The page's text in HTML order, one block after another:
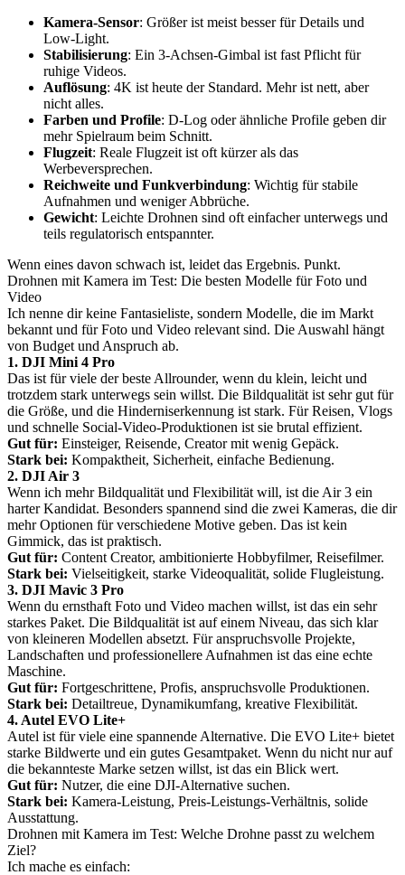
Kamera-Sensor: Größer ist meist besser für Details und
Low-Light.
Stabilisierung: Ein 3-Achsen-Gimbal ist fast Pflicht für
ruhige Videos.
Auflösung: 4K ist heute der Standard. Mehr ist nett, aber
nicht alles.
Farben und Profile: D-Log oder ähnliche Profile geben dir
mehr Spielraum beim Schnitt.
Flugzeit: Reale Flugzeit ist oft kürzer als das
Werbeversprechen.
Reichweite und Funkverbindung: Wichtig für stabile
Aufnahmen und weniger Abbrüche.
Gewicht: Leichte Drohnen sind oft einfacher unterwegs und
teils regulatorisch entspannter.
Wenn eines davon schwach ist, leidet das Ergebnis. Punkt.
Drohnen mit Kamera im Test: Die besten Modelle für Foto und
Video
Ich nenne dir keine Fantasieliste, sondern Modelle, die im Markt
bekannt und für Foto und Video relevant sind. Die Auswahl hängt
von Budget und Anspruch ab.
1. DJI Mini 4 Pro
Das ist für viele der beste Allrounder, wenn du klein, leicht und
trotzdem stark unterwegs sein willst. Die Bildqualität ist sehr gut für
die Größe, und die Hinderniserkennung ist stark. Für Reisen, Vlogs
und schnelle Social-Video-Produktionen ist sie brutal effizient.
Gut für: Einsteiger, Reisende, Creator mit wenig Gepäck.
Stark bei: Kompaktheit, Sicherheit, einfache Bedienung.
2. DJI Air 3
Wenn ich mehr Bildqualität und Flexibilität will, ist die Air 3 ein
harter Kandidat. Besonders spannend sind die zwei Kameras, die dir
mehr Optionen für verschiedene Motive geben. Das ist kein
Gimmick, das ist praktisch.
Gut für: Content Creator, ambitionierte Hobbyfilmer, Reisefilmer.
Stark bei: Vielseitigkeit, starke Videoqualität, solide Flugleistung.
3. DJI Mavic 3 Pro
Wenn du ernsthaft Foto und Video machen willst, ist das ein sehr
starkes Paket. Die Bildqualität ist auf einem Niveau, das sich klar
von kleineren Modellen absetzt. Für anspruchsvolle Projekte,
Landschaften und professionellere Aufnahmen ist das eine echte
Maschine.
Gut für: Fortgeschrittene, Profis, anspruchsvolle Produktionen.
Stark bei: Detailtreue, Dynamikumfang, kreative Flexibilität.
4. Autel EVO Lite+
Autel ist für viele eine spannende Alternative. Die EVO Lite+ bietet
starke Bildwerte und ein gutes Gesamtpaket. Wenn du nicht nur auf
die bekannteste Marke setzen willst, ist das ein Blick wert.
Gut für: Nutzer, die eine DJI-Alternative suchen.
Stark bei: Kamera-Leistung, Preis-Leistungs-Verhältnis, solide
Ausstattung.
Drohnen mit Kamera im Test: Welche Drohne passt zu welchem
Ziel?
Ich mache es einfach: